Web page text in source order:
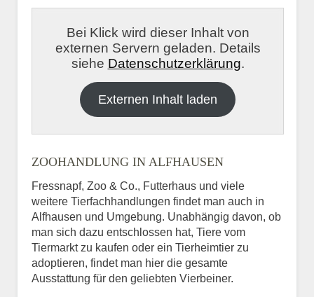
Bei Klick wird dieser Inhalt von
externen Servern geladen. Details
siehe Datenschutzerklärung.
Externen Inhalt laden
ZOOHANDLUNG IN ALFHAUSEN
Fressnapf, Zoo & Co., Futterhaus und viele
weitere Tierfachhandlungen findet man auch in
Alfhausen und Umgebung. Unabhängig davon, ob
man sich dazu entschlossen hat, Tiere vom
Tiermarkt zu kaufen oder ein Tierheimtier zu
adoptieren, findet man hier die gesamte
Ausstattung für den geliebten Vierbeiner.